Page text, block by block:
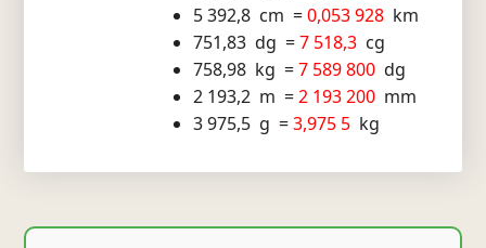
5 392,8 cm =0,053 928 km
751,83 dg =7 518,3 cg
758,98 kg =7 589 800 dg
2 193,2 m =2 193 200 mm
3 975,5 g =3,975 5 kg